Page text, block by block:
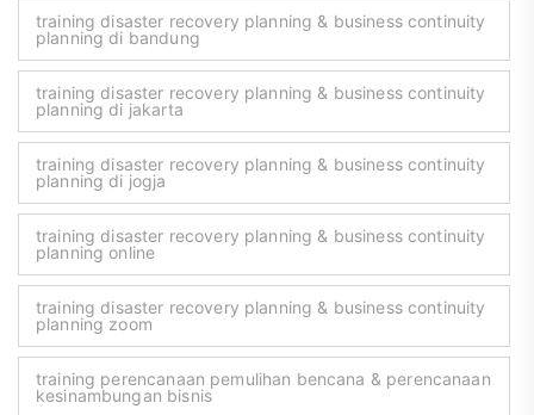
training disaster recovery planning & business continuity
planning di bandung
training disaster recovery planning & business continuity
planning di jakarta
training disaster recovery planning & business continuity
planning di jogja
training disaster recovery planning & business continuity
planning online
training disaster recovery planning & business continuity
planning zoom
training perencanaan pemulihan bencana & perencanaan
kesinambungan bisnis